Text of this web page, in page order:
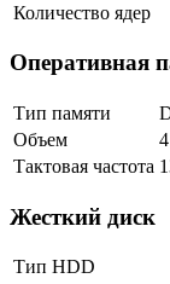
Количество ядер
Оперативная
Тип памяти
Объем
Тактовая частота
Жесткий диск
Тип HDD